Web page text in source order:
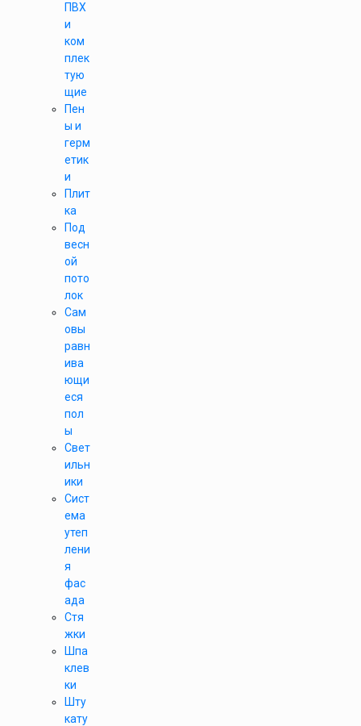
ПВХ
и
ком
плек
тую
щие
Пен
ы и
герм
етик
и
Плит
ка
Под
весн
ой
пото
лок
Сам
овы
равн
ива
ющи
еся
пол
ы
Свет
ильн
ики
Сист
ема
утеп
лени
я
фас
ада
Стя
жки
Шпа
клев
ки
Шту
кату